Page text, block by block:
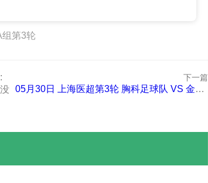
组第3轮
下一篇
05月30日 上海医超第3轮 胸科足球队 VS 金山金医院 全场录像